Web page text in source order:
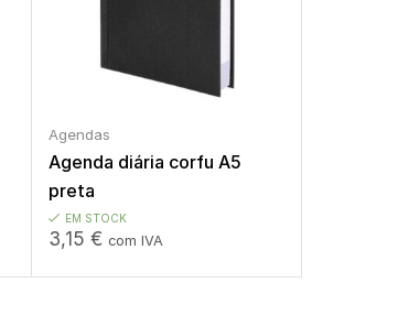
Agendas
Agenda diária corfu A5
preta
EM STOCK
3,15€ com IVA